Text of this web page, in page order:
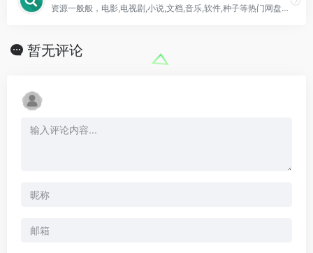
资源一般般，电影,电视剧,小说,文档,音乐,软件,种子等热门网盘资源
暂无评论